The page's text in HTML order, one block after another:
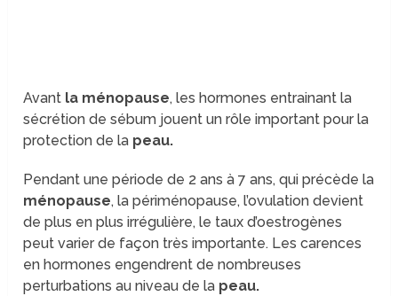
Avant la ménopause, les hormones entrainant la
sécrétion de sébum jouent un rôle important pour la
protection de la peau.
Pendant une période de 2 ans à 7 ans, qui précède la
ménopause, la périménopause, l’ovulation devient
de plus en plus irrégulière, le taux d’oestrogènes
peut varier de façon très importante. Les carences
en hormones engendrent de nombreuses
perturbations au niveau de la peau.